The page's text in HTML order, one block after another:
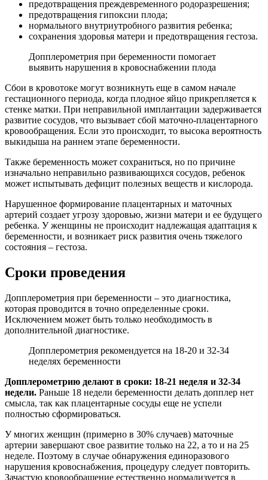
предотвращения преждевременного родоразрешения;
предотвращения гипоксии плода;
нормального внутриутробного развития ребенка;
сохранения здоровья матери и предотвращения гестоза.
Допплерометрия при беременности помогает
выявить нарушения в кровоснабжении плода
Сбои в кровотоке могут возникнуть еще в самом начале
гестационного периода, когда плодное яйцо прикрепляется к
стенке матки. При неправильной имплантации задерживается
развитие сосудов, что вызывает сбой маточно-плацентарного
кровообращения. Если это происходит, то высока вероятность
выкидыша на раннем этапе беременности.
Также беременность может сохраниться, но по причине
изначально неправильно развивающихся сосудов, ребенок
может испытывать дефицит полезных веществ и кислорода.
Нарушенное формирование плацентарных и маточных
артерий создает угрозу здоровью, жизни матери и ее будущего
ребенка. У женщины не происходит надлежащая адаптация к
беременности, и возникает риск развития очень тяжелого
состояния – гестоза.
Сроки проведения
Допплерометрия при беременности – это диагностика,
которая проводится в точно определенные сроки.
Исключением может быть только необходимость в
дополнительной диагностике.
Допплерометрия рекомендуется на 18-20 и 32-34
неделях беременности
Допплерометрию делают в сроки: 18-21 неделя и 32-34
недели. Раньше 18 недели беременности делать допплер нет
смысла, так как плацентарные сосуды еще не успели
полностью сформироваться.
У многих женщин (примерно в 30% случаев) маточные
артерии завершают свое развитие только на 22, а то и на 25
неделе. Поэтому в случае обнаружения единоразового
нарушения кровоснабжения, процедуру следует повторить.
Зачастую кровообращение естественно нормализуется в